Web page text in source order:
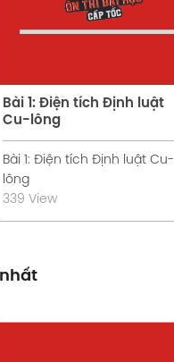
Bài 1: Điện tích Định luật
Cu-lông
Bài 1: Điện tích Định luật Cu-
lông
339 View